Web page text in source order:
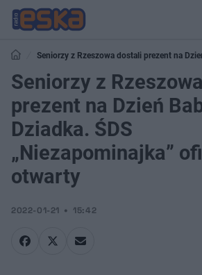
Seniorzy z Rzeszowa dostali prezent na
„Niezapominajka” oficjalnie otwarty
Seniorzy z
prezent na Dzień
Dziadka. ŚDS
„Niezapominajka”
otwarty
2022-01-21 15:42